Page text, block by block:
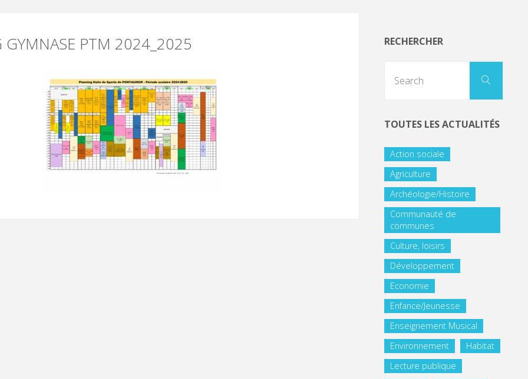
GYMNASE PTM 2024_2025 RECHERCHER
TOUTES LES ACTUALITÉS
Action sociale
Agriculture
Archéologie/Histoire
Communauté de
communes
Culture, loisirs
Développement
Economie
Enfance/Jeunesse
Enseignement Musical
Environnement
Habitat
Lecture publique